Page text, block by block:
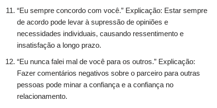
“Eu sempre concordo com você.” Explicação: Estar sempre
de acordo pode levar à supressão de opiniões e
necessidades individuais, causando ressentimento e
insatisfação a longo prazo.
“Eu nunca falei mal de você para os outros.” Explicação:
Fazer comentários negativos sobre o parceiro para outras
pessoas pode minar a confiança e a confiança no
relacionamento.